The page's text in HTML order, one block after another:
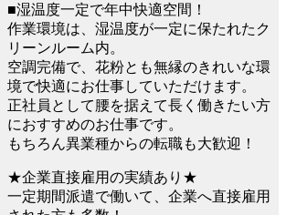
■湿温度一定で年中快適空間！
作業環境は、湿温度が一定に保たれたク
リーンルーム内。
空調完備で、花粉とも無縁のきれいな環
境で快適にお仕事していただけます。
正社員として腰を据えて長く働きたい方
におすすめのお仕事です。
もちろん異業種からの転職も大歓迎！
★企業直接雇用の実績あり★
一定期間派遣で働いて、企業へ直接雇用